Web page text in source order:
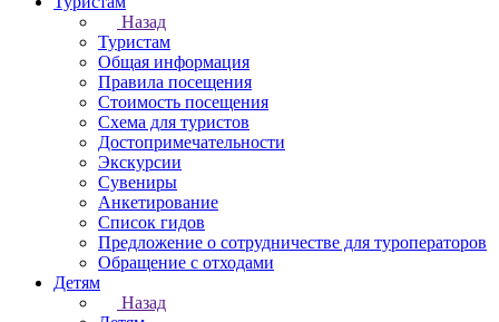
Назад
Туристам
Общая информация
Правила посещения
Стоимость посещения
Схема для туристов
Достопримечательности
Экскурсии
Сувениры
Анкетирование
Список гидов
Предложение о сотрудничестве для туроператоров
Обращение с отходами
Детям
Назад